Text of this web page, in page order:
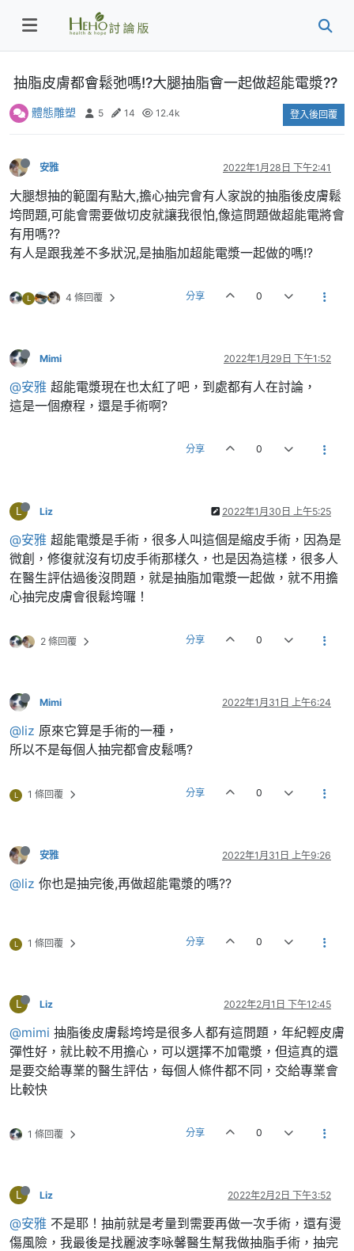
抽脂皮膚都會鬆弛嗎!?大腿抽脂會一起做超能電漿??
體態雕塑 5 14 12.4k 登入後回覆
安雅 2022年1月28日 下午2:41
大腿想抽的範圍有點大,擔心抽完會有人家說的抽脂後皮膚鬆
垮問題,可能會需要做切皮就讓我很怕,像這問題做超能電將會
有用嗎??
有人是跟我差不多狀況,是抽脂加超能電漿一起做的嗎!?
L 4 條回覆 分享 0
Mimi 2022年1月29日 下午1:52
@安雅 超能電漿現在也太紅了吧，到處都有人在討論，
這是一個療程，還是手術啊?
分享 0
L Liz 2022年1月30日 上午5:25
@安雅 超能電漿是手術，很多人叫這個是縮皮手術，因為是
微創，修復就沒有切皮手術那樣久，也是因為這樣，很多人
在醫生評估過後沒問題，就是抽脂加電漿一起做，就不用擔
心抽完皮膚會很鬆垮囉！
2 條回覆 分享 0
Mimi 2022年1月31日 上午6:24
@liz 原來它算是手術的一種，
所以不是每個人抽完都會皮鬆嗎?
L 1 條回覆 分享 0
安雅 2022年1月31日 上午9:26
@liz 你也是抽完後,再做超能電漿的嗎??
L 1 條回覆 分享 0
L Liz 2022年2月1日 下午12:45
@mimi 抽脂後皮膚鬆垮垮是很多人都有這問題，年紀輕皮膚
彈性好，就比較不用擔心，可以選擇不加電漿，但這真的還
是要交給專業的醫生評估，每個人條件都不同，交給專業會
比較快
1 條回覆 分享 0
L Liz 2022年2月2日 下午3:52
@安雅 不是耶！抽前就是考量到需要再做一次手術，還有燙
傷風險，我最後是找麗波李咏馨醫生幫我做抽脂手術，抽完